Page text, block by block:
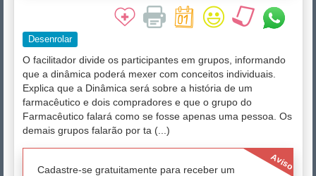
Desenrolar
O facilitador divide os participantes em grupos, informando
que a dinâmica poderá mexer com conceitos individuais.
Explica que a Dinâmica será sobre a história de um
farmacêutico e dois compradores e que o grupo do
Farmacêutico falará como se fosse apenas uma pessoa. Os
demais grupos falarão por ta (...)
Aviso
Cadastre-se gratuitamente para receber um